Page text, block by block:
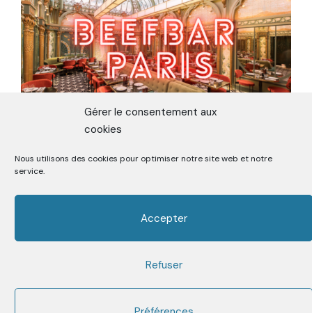
Gérer le consentement aux
cookies
Nous utilisons des cookies pour optimiser notre site web et notre
service.
Accepter
Refuser
ON TESTE LE BEEFBAR, MEILLEURE
VIANDE DE PARIS
Premier Media sur la Street Food depuis 2006
Facebook
Twitter Instagram Youtube Mail